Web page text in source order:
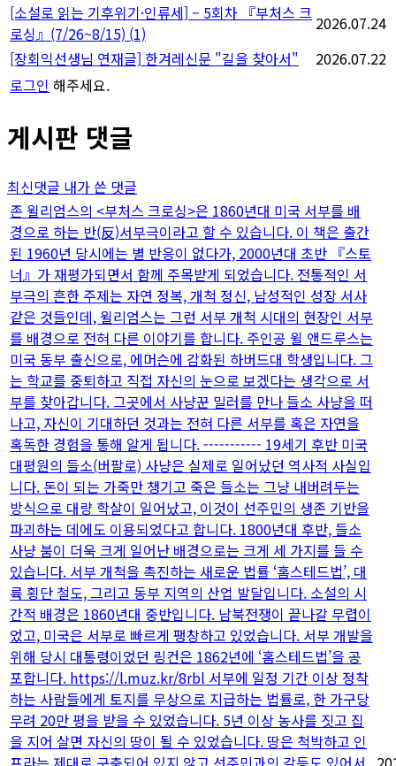
[소설로 읽는 기후위기·인류세] – 5회차 『부처스 크
로싱』(7/26~8/15) (1)
2026.07.24
[장회익선생님 연재글] 한겨레신문 "길을 찾아서"
2026.07.22
로그인 해주세요.
게시판 댓글
최신댓글 내가 쓴 댓글
존 윌리엄스의 <부처스 크로싱>은 1860년대 미국 서부를 배
경으로 하는 반(反)서부극이라고 할 수 있습니다. 이 책은 출간
된 1960년 당시에는 별 반응이 없다가, 2000년대 초반 『스토
너』가 재평가되면서 함께 주목받게 되었습니다. 전통적인 서
부극의 흔한 주제는 자연 정복, 개척 정신, 남성적인 성장 서사
같은 것들인데, 윌리엄스는 그런 서부 개척 시대의 현장인 서부
를 배경으로 전혀 다른 이야기를 합니다. 주인공 윌 앤드루스는
미국 동부 출신으로, 에머슨에 감화된 하버드대 학생입니다. 그
는 학교를 중퇴하고 직접 자신의 눈으로 보겠다는 생각으로 서
부를 찾아갑니다. 그곳에서 사냥꾼 밀러를 만나 들소 사냥을 떠
나고, 자신이 기대하던 것과는 전혀 다른 서부를 혹은 자연을
혹독한 경험을 통해 알게 됩니다. ----------- 19세기 후반 미국
대평원의 들소(버팔로) 사냥은 실제로 일어났던 역사적 사실입
니다. 돈이 되는 가죽만 챙기고 죽은 들소는 그냥 내버려두는
방식으로 대량 학살이 일어났고, 이것이 선주민의 생존 기반을
파괴하는 데에도 이용되었다고 합니다. 1800년대 후반, 들소
사냥 붐이 더욱 크게 일어난 배경으로는 크게 세 가지를 들 수
있습니다. 서부 개척을 촉진하는 새로운 법률 ‘홈스테드법’, 대
륙 횡단 철도, 그리고 동부 지역의 산업 발달입니다. 소설의 시
간적 배경은 1860년대 중반입니다. 남북전쟁이 끝나갈 무렵이
었고, 미국은 서부로 빠르게 팽창하고 있었습니다. 서부 개발을
위해 당시 대통령이었던 링컨은 1862년에 ‘홈스테드법’을 공
포합니다. https://l.muz.kr/8rbl 서부에 일정 기간 이상 정착
하는 사람들에게 토지를 무상으로 지급하는 법률로, 한 가구당
무려 20만 평을 받을 수 있었습니다. 5년 이상 농사를 짓고 집
을 지어 살면 자신의 땅이 될 수 있었습니다. 땅은 척박하고 인